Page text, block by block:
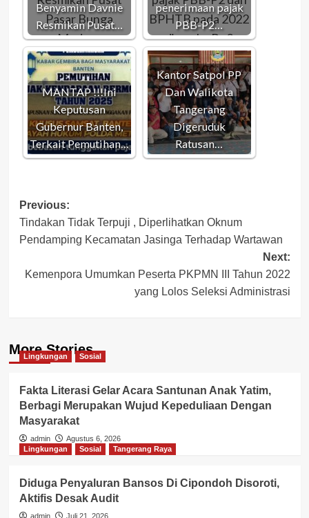
Benyamin Davnie
Resmikan Pusat…
penerimaan pajak
PBB-P2…
MANTAP !!!Ini
Keputusan
Gubernur Banten,
Terkait Pemutihan…
Kantor Satpol PP
Dan Walikota
Tangerang
Digeruduk
Ratusan…
Post
navigation
Previous:
Tindakan Tidak Terpuji , Diperlihatkan Oknum
Pendamping Kecamatan Jasinga Terhadap Wartawan
Next:
Kemenpora Umumkan Peserta PKPMN III Tahun 2022
yang Lolos Seleksi Administrasi
More Stories
Lingkungan Sosial
Fakta Literasi Gelar Acara Santunan Anak Yatim,
Berbagi Merupakan Wujud Kepeduliaan Dengan
Masyarakat
admin
Agustus 6, 2026
Lingkungan
Sosial Tangerang Raya
Diduga Penyaluran Bansos Di Cipondoh Disoroti,
Aktifis Desak Audit
admin Juli 21, 2026